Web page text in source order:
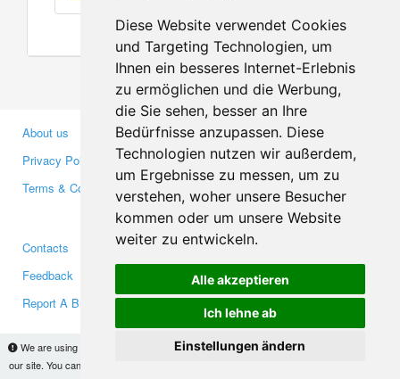
Diese Website verwendet Cookies
und Targeting Technologien, um
Ihnen ein besseres Internet-Erlebnis
zu ermöglichen und die Werbung,
die Sie sehen, besser an Ihre
Bedürfnisse anzupassen. Diese
Technologien nutzen wir außerdem,
um Ergebnisse zu messen, um zu
verstehen, woher unsere Besucher
kommen oder um unsere Website
weiter zu entwickeln.
Alle akzeptieren
Ich lehne ab
Einstellungen ändern
We are using cookies to provide statistics that help us give you the best experience of
our site. You can find out more
About us
Privacy Policy
Terms & Conditions
Business Partners
Investors
Media
Contacts
Feedback
Report A Bug
Facebook
Twitter
YouTube
Google+